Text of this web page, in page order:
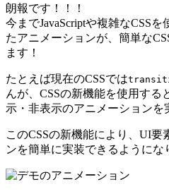
朗報です！！！
今までJavaScriptや複雑なCSS
たアニメーションが、簡単な
ます！
たとえば現在のCSSでは
んが、CSSの新機能を使用する
示・非表示のアニメーションを
このCSSの新機能により、UI要
ンを簡単に実装できるようにな